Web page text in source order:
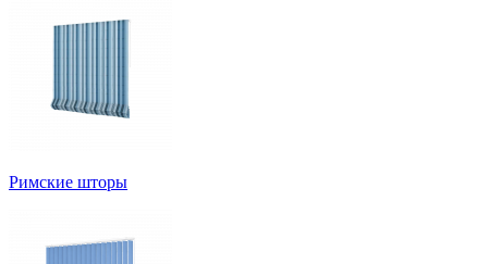
Римские шторы